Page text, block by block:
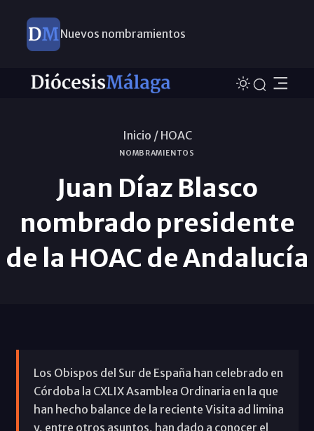
Nuevos nombramientos
Inicio / HOAC
NOMBRAMIENTOS
Juan Díaz Blasco
nombrado presidente
de la HOAC de Andalucía
Los Obispos del Sur de España han celebrado en
Córdoba la CXLIX Asamblea Ordinaria en la que
han hecho balance de la reciente Visita ad limina
y, entre otros asuntos, han dado a conocer el